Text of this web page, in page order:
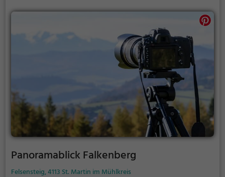
Panoramablick Falkenberg
Felsensteig, 4113 St. Martin im Mühlkreis